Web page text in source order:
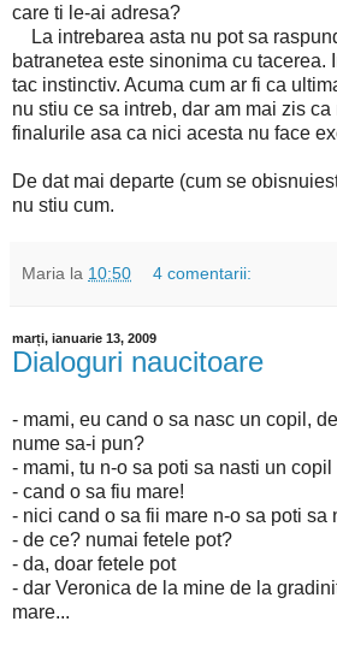
care ti le-ai adresa?
La intrebarea asta nu pot sa
batranetea este sinonima cu tacerea.
tac instinctiv. Acuma cum ar fi ca
nu stiu ce sa intreb, dar am mai zis
finalurile asa ca nici acesta nu face
De dat mai departe (cum se
nu stiu cum.
Maria la 10:50 4 comentarii:
marți, ianuarie 13, 2009
Dialoguri naucitoare
- mami, eu cand o sa nasc un copil,
nume sa-i pun?
- mami, tu n-o sa poti sa nasti un copil
- cand o sa fiu mare!
- nici cand o sa fii mare n-o sa poti sa
- de ce? numai fetele pot?
- da, doar fetele pot
- dar Veronica de la mine de la
mare...